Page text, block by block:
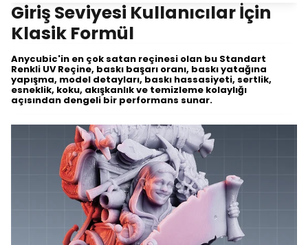
Giriş Seviyesi Kullanıcılar İçin
Klasik Formül
Anycubic'in en çok satan reçinesi olan bu Standart
Renkli UV Reçine, baskı başarı oranı, baskı yatağına
yapışma, model detayları, baskı hassasiyeti, sertlik,
esneklik, koku, akışkanlık ve temizleme kolaylığı
açısından dengeli bir performans sunar.